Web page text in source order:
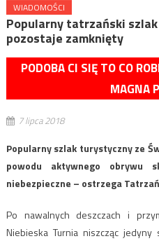
WIADOMOŚCI
Popularny tatrzański
pozostaje zamknięty
PODOBA CI SIĘ TO CO
MAGNA
7 lipca 2018
Popularny szlak turystyczny ze
powodu aktywnego obrywu
niebezpieczne – ostrzega
Po nawalnych deszczach i
Niebieska Turnia niszcząc jedyny